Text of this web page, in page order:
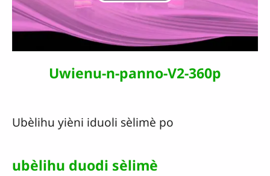
la
vidéo
Uwienu-n-panno-V2-360p
Ubèlihu yièni iduoli sèlimè po
ubèlihu duodi sèlimè